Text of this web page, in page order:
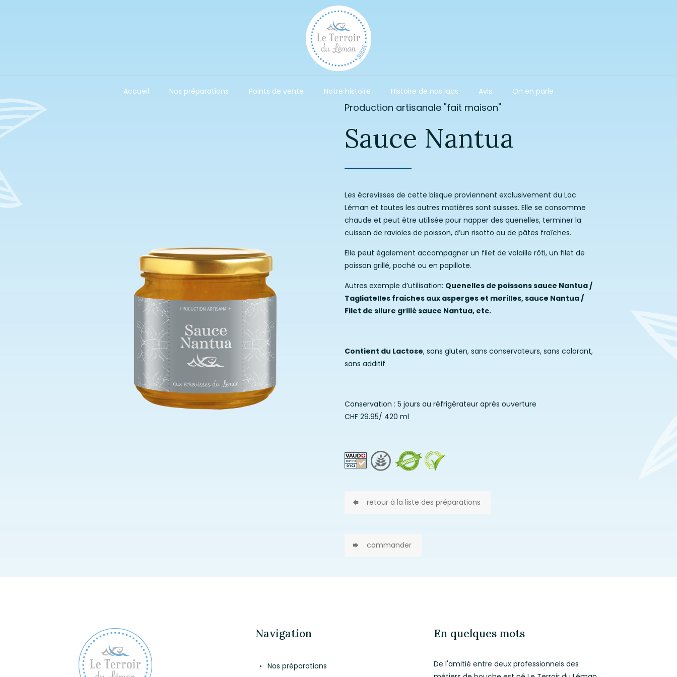
Accueil Nos préparations Points de vente Notre histoire Histoire de nos lacs Avis On en parle
Production artisanale "fait maison"
Sauce Nantua
Les écrevisses de cette bisque proviennent exclusivement du Lac
Léman et toutes les autres matières sont suisses. Elle se consomme
chaude et peut être utilisée pour napper des quenelles, terminer la
cuisson de ravioles de poisson, d’un risotto ou de pâtes fraîches.
Elle peut également accompagner un filet de volaille rôti, un filet de
poisson grillé, poché ou en papillote.
Autres exemple d’utilisation: Quenelles de poissons sauce Nantua /
Tagliatelles fraiches aux asperges et morilles, sauce Nantua /
Filet de silure grillé sauce Nantua, etc.
Contient du Lactose, sans gluten, sans conservateurs, sans colorant,
sans additif
Conservation : 5 jours au réfrigérateur après ouverture
CHF 29.95/ 420 ml
retour à la liste des préparations
commander
Navigation
Nos préparations
En quelques mots
De l'amitié entre deux professionnels des